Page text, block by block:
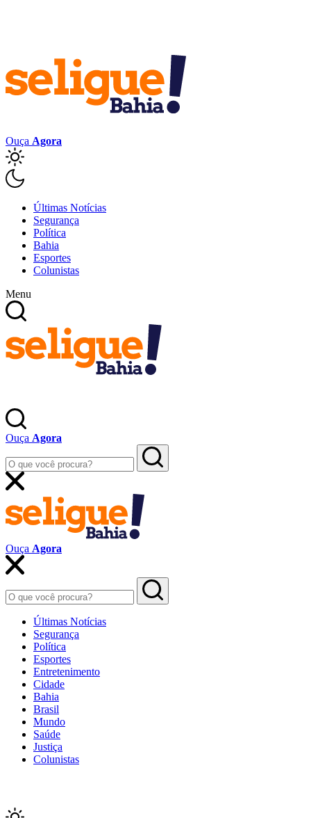
Ouça Agora
Últimas Notícias
Segurança
Política
Bahia
Esportes
Colunistas
Menu
Ouça Agora
Ouça Agora
Últimas Notícias
Segurança
Política
Esportes
Entretenimento
Cidade
Bahia
Brasil
Mundo
Saúde
Justiça
Colunistas